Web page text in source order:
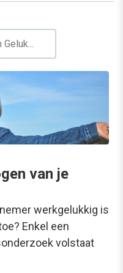
van je
werkgelukkig is
Enkel een
volstaat